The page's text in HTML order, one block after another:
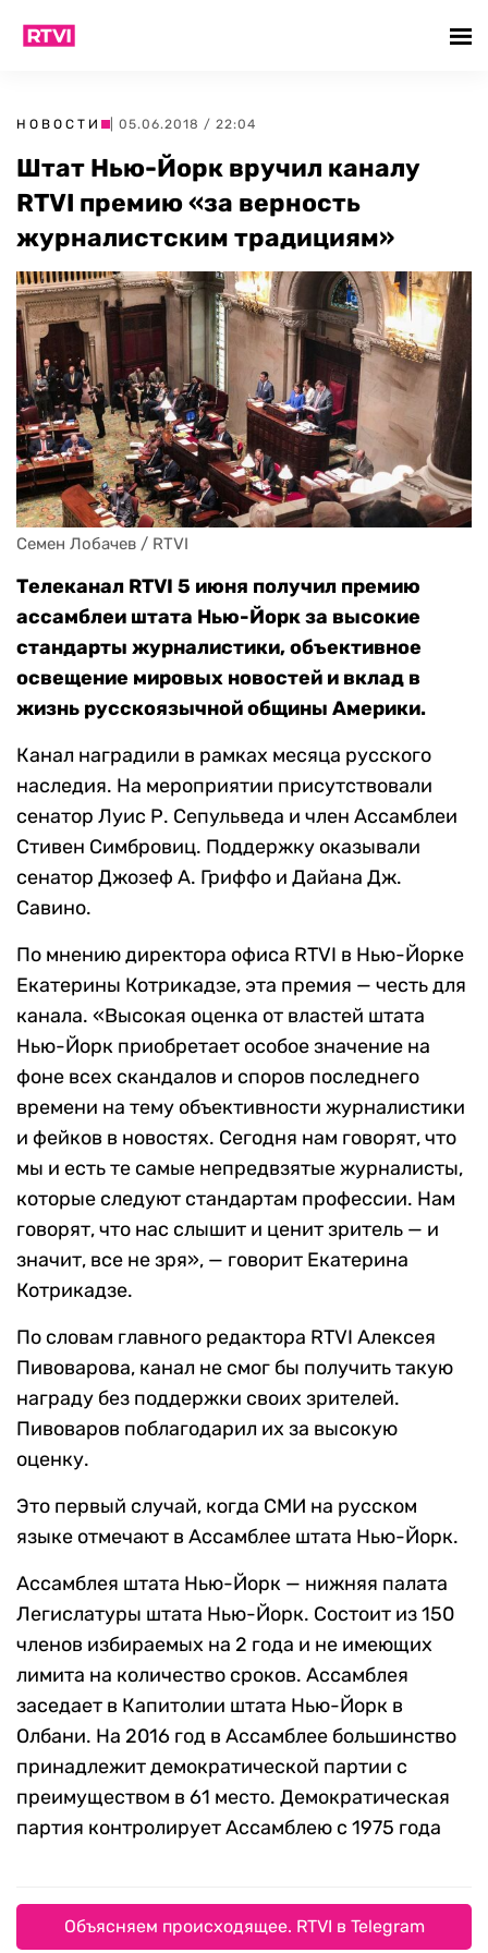
НОВОСТИ | 05.06.2018 / 22:04
Штат Нью-Йорк вручил каналу
RTVI премию «за верность
журналистским традициям»
Семен Лобачев / RTVI
Телеканал RTVI 5 июня получил премию
ассамблеи штата Нью-Йорк за высокие
стандарты журналистики, объективное
освещение мировых новостей и вклад в
жизнь русскоязычной общины Америки.
Канал наградили в рамках месяца русского
наследия. На мероприятии присутствовали
сенатор Луис Р. Сепульведа и член Ассамблеи
Стивен Симбровиц. Поддержку оказывали
сенатор Джозеф А. Гриффо и Дайана Дж.
Савино.
По мнению директора офиса RTVI в Нью-Йорке
Екатерины Котрикадзе, эта премия — честь для
канала. «Высокая оценка от властей штата
Нью-Йорк приобретает особое значение на
фоне всех скандалов и споров последнего
времени на тему объективности журналистики
и фейков в новостях. Сегодня нам говорят, что
мы и есть те самые непредвзятые журналисты,
которые следуют стандартам профессии. Нам
говорят, что нас слышит и ценит зритель — и
значит, все не зря», — говорит Екатерина
Котрикадзе.
По словам главного редактора RTVI Алексея
Пивоварова, канал не смог бы получить такую
награду без поддержки своих зрителей.
Пивоваров поблагодарил их за высокую
оценку.
Это первый случай, когда СМИ на русском
языке отмечают в Ассамблее штата Нью-Йорк.
Ассамблея штата Нью-Йорк — нижняя палата
Легислатуры штата Нью-Йорк. Состоит из 150
членов избираемых на 2 года и не имеющих
лимита на количество сроков. Ассамблея
заседает в Капитолии штата Нью-Йорк в
Олбани. На 2016 год в Ассамблее большинство
принадлежит демократической партии с
преимуществом в 61 место. Демократическая
партия контролирует Ассамблею с 1975 года
Объясняем происходящее. RTVI в Telegram